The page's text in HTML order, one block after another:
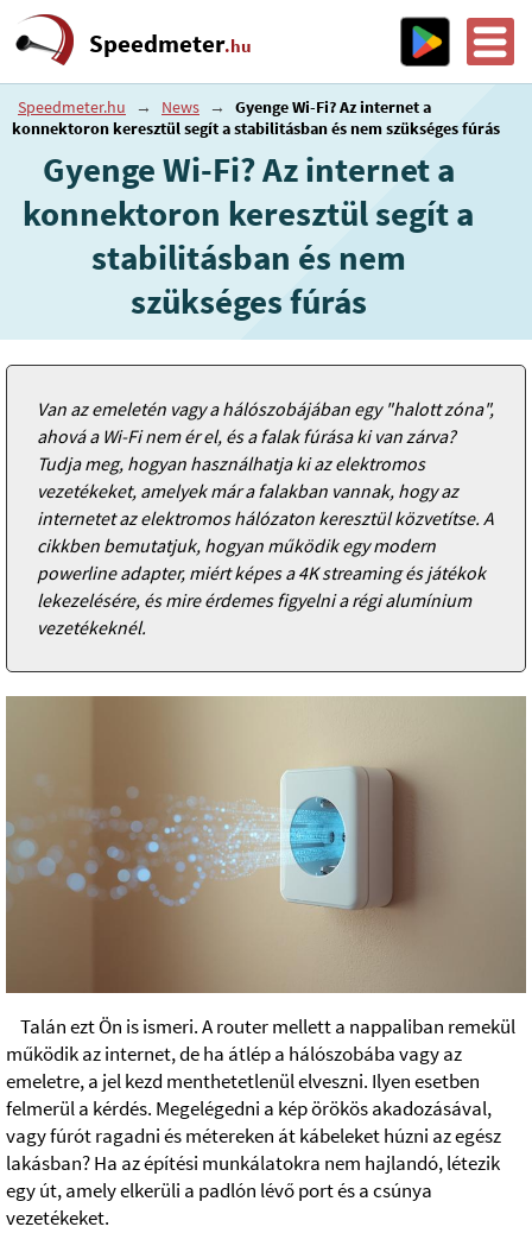
Speedmeter.hu
Speedmeter.hu → News →
Gyenge Wi-Fi? Az internet a
konnektoron keresztül segít a stabilitásban és nem szükséges fúrás
Gyenge Wi-Fi? Az internet a
konnektoron keresztül segít a
stabilitásban és nem
szükséges fúrás
Van az emeletén vagy a hálószobájában egy "halott zóna",
ahová a Wi-Fi nem ér el, és a falak fúrása ki van zárva?
Tudja meg, hogyan használhatja ki az elektromos
vezetékeket, amelyek már a falakban vannak, hogy az
internetet az elektromos hálózaton keresztül közvetítse. A
cikkben bemutatjuk, hogyan működik egy modern
powerline adapter, miért képes a 4K streaming és játékok
lekezelésére, és mire érdemes figyelni a régi alumínium
vezetékeknél.
Talán ezt Ön is ismeri. A router mellett a nappaliban remekül
működik az internet, de ha átlép a hálószobába vagy az
emeletre, a jel kezd menthetetlenül elveszni. Ilyen esetben
felmerül a kérdés. Megelégedni a kép örökös akadozásával,
vagy fúrót ragadni és métereken át kábeleket húzni az egész
lakásban? Ha az építési munkálatokra nem hajlandó, létezik
egy út, amely elkerüli a padlón lévő port és a csúnya
vezetékeket.